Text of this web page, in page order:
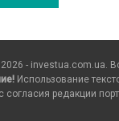
- investua.com.ua.
Использование
согласия редакции